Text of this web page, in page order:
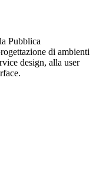
Pubblica
di ambienti
design, alla user